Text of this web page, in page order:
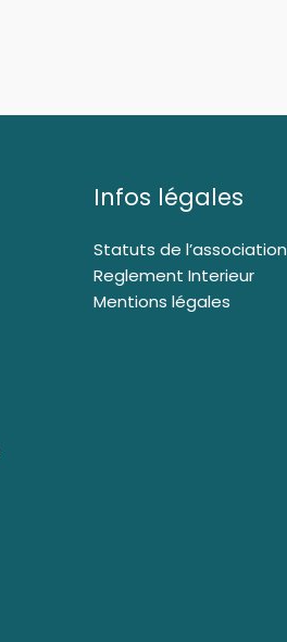
Infos légales
Statuts de l’association
Reglement Interieur
Mentions légales